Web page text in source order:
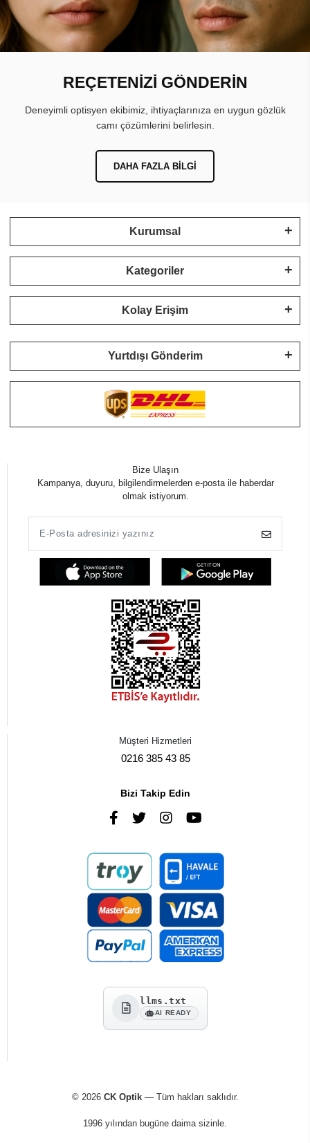
REÇETENİZİ GÖNDERİN
Deneyimli optisyen ekibimiz, ihtiyaçlarınıza en uygun gözlük
camı çözümlerini belirlesin.
DAHA FAZLA BILGI
Kurumsal
Kategoriler
Kolay Erişim
Yurtdışı Gönderim
Bize Ulaşın
Kampanya, duyuru, bilgilendirmelerden e-posta ile haberdar
olmak istiyorum.
Müşteri Hizmetleri
0216 385 43 85
Bizi Takip Edin
llms.txt
AI READY
© 2026 CK Optik— Tüm hakları saklıdır.
1996 yılından bugüne daima sizinle.